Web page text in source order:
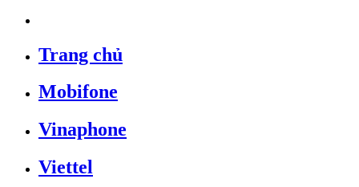
Trang chủ
Mobifone
Vinaphone
Viettel